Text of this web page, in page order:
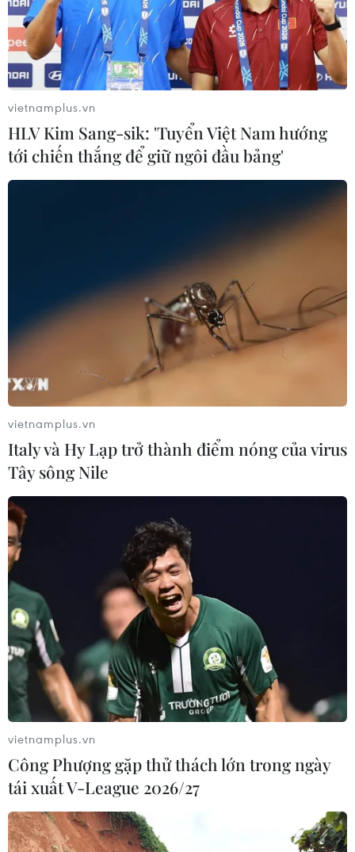
Thông tin thêm vụ container tông xe con
làm chết 5 người ở Tây Ninh
Ngày 14/6, tại địa phận gần cổng chào Tây Ninh (thuộc
ấp Suối Sâu, xã An Tịnh), một xe đầu kéo bị nổ lốp, mất
lái, lao sang chiều đường ngược lại và đâm vào xe ôtô
vietnamplus.vn
HLV Kim Sang-sik: 'Tuyển Việt Nam hướng
tới chiến thắng để giữ ngôi đầu bảng'
vietnamplus.vn
Italy và Hy Lạp trở thành điểm nóng của virus
Tây sông Nile
vietnamplus.vn
Công Phượng gặp thử thách lớn trong ngày
tái xuất V-League 2026/27